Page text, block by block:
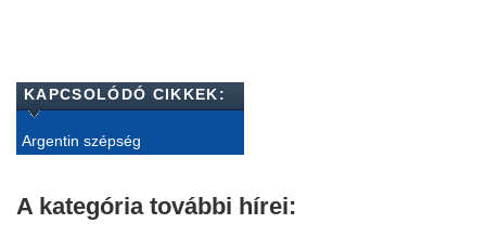
KAPCSOLÓDÓ CIKKEK:
Argentin szépség
A kategória további hírei: